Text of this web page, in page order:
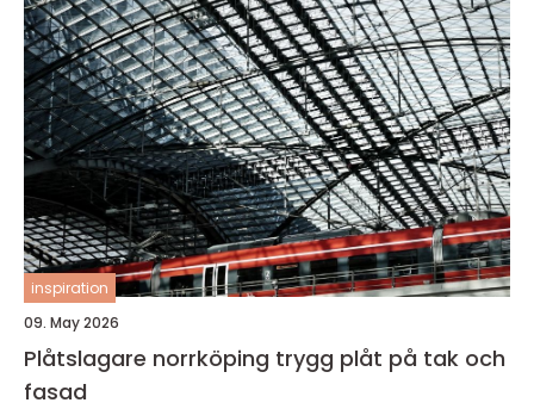
inspiration
09. May 2026
Plåtslagare norrköping trygg plåt på tak och
fasad